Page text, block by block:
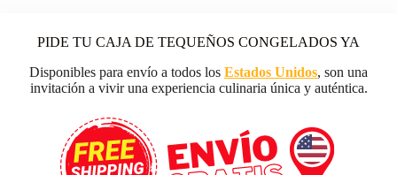
PIDE TU CAJA DE TEQUEÑOS CONGELADOS YA
Disponibles para envío a todos los Estados Unidos, son una
invitación a vivir una experiencia culinaria única y auténtica.